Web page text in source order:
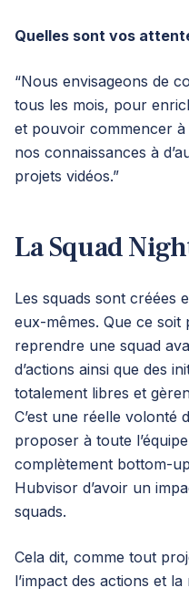
Quelles sont vos
“Nous envisageons de
tous les mois, pour
et pouvoir commencer
nos connaissances à
projets vidéos.”
La Squad
Les squads sont créées
eux-mêmes. Que ce
reprendre une squad
d’actions ainsi que des
totalement libres et
C’est une réelle volonté
proposer à toute
complètement bottom-
Hubvisor d’avoir un
squads.
Cela dit, comme tout
l’impact des actions et